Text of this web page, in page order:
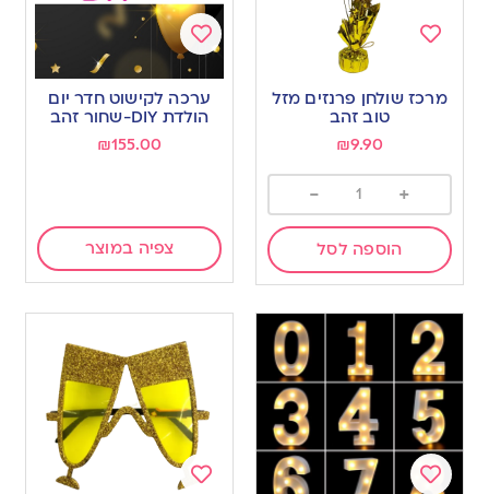
to
wishlist
מרכז שולחן פרנזים מזל
טוב זהב
₪9.90
+
-
הוספה לסל
Add
to
wishlist
ערכה לקישוט חדר יום
הולדת DIY-שחור זהב
₪155.00
צפיה במוצר